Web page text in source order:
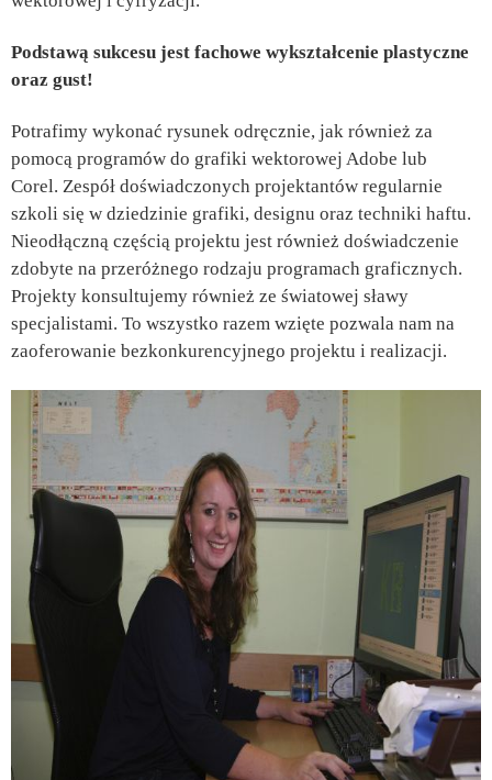
Podstawą sukcesu jest fachowe wykształcenie plastyczne
oraz gust!
Potrafimy wykonać rysunek odręcznie, jak również za
pomocą programów do grafiki wektorowej Adobe lub
Corel. Zespół doświadczonych projektantów regularnie
szkoli się w dziedzinie grafiki, designu oraz techniki haftu.
Nieodłączną częścią projektu jest również doświadczenie
zdobyte na przeróżnego rodzaju programach graficznych.
Projekty konsultujemy również ze światowej sławy
specjalistami. To wszystko razem wzięte pozwala nam na
zaoferowanie bezkonkurencyjnego projektu i realizacji.